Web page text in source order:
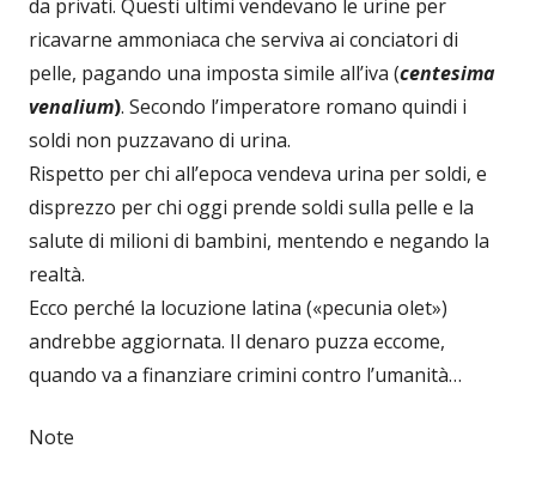
da privati. Questi ultimi vendevano le urine per
ricavarne ammoniaca che serviva ai conciatori di
pelle, pagando una imposta simile all’iva (centesima
venalium). Secondo l’imperatore romano quindi i
soldi non puzzavano di urina.
Rispetto per chi all’epoca vendeva urina per soldi, e
disprezzo per chi oggi prende soldi sulla pelle e la
salute di milioni di bambini, mentendo e negando la
realtà.
Ecco perché la locuzione latina («pecunia olet»)
andrebbe aggiornata. Il denaro puzza eccome,
quando va a finanziare crimini contro l’umanità…
Note